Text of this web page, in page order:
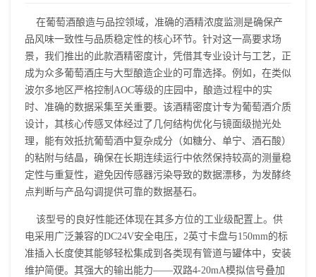
在葡萄酒酿造与品控领域，准确的酒精浓度监测是确保产
品风味一致性与品质稳定性的核心环节。针对这一高要求场
景，我们推出的此款酒精密度计，凭借其专业设计与工艺，正
成为众多葡萄酒庄与大型酿造企业的可靠选择。例如，在类似
波尔多地区严格控制AOC等级的庄园中，酿造过程中的实
时、准确的数据采集至关重要。该酒精密度计专为葡萄酒介质
设计，其核心传感叉体经过了几何结构优化与镜面级抛光处
理，能有效抵抗葡萄酒中复杂成分（如糖分、单宁、酒石酸）
的粘附与结晶，确保在长期连续运行中依然保持较高的测量稳
定性与重复性，避免因传感器污染导致的数据漂移，为发酵终
点判断与产品勾调提供可靠的数据基石。
该型号的良好性能还体现在其多方位的工业级配置上。供
电采用广泛兼容的DC24V安全电压，2英寸卡盘与150mm的标
准插入长度使其能够轻松集成到各类现有管道与罐体中，安装
维护简便。其强大的输出能力——双路4-20mA模拟信号叠加